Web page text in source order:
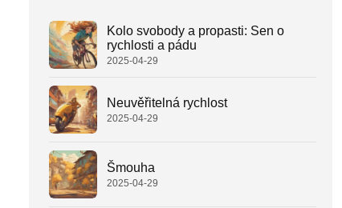
Kolo svobody a propasti: Sen o
rychlosti a pádu
2025-04-29
Neuvěřitelná rychlost
2025-04-29
Šmouha
2025-04-29